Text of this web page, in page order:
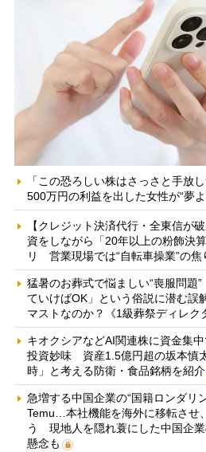
「この恐ろしい株はさっさと手放
500万円の利益を出した女性が“夢
【クレジット決済代行・全東信が
資をしながら「20年以上の粉飾決
リ 営業現場では“自転車操業”の焦
猛暑のお葬式で悩ましい“喪服問
ていけばOK」という俗説に潜む誤
マストなのか？《1級葬祭ディレク
キオクシアなどAI関連株に資金集
投資妙味 資産1.5億円超の坂本慎
時」と考える防衛・食品銘柄を紹介
急増する中国企業の“国籍ロンダリ
Temu…本社機能を海外に移転させ
う 現地人を隠れ蓑にした中国企
懸念も